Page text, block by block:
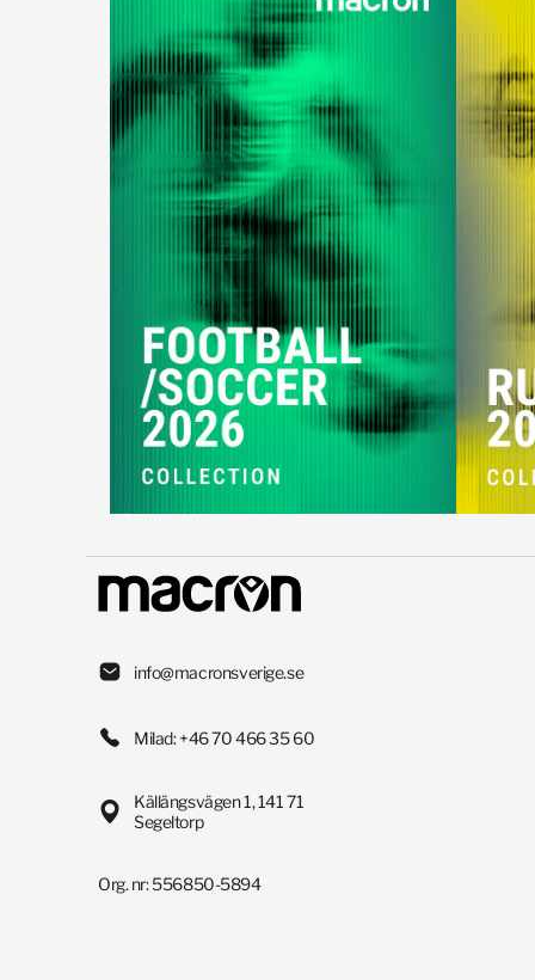
info@macronsverige.se
Milad: +46 70 466 35 60
Källängsvägen 1, 141 71
Segeltorp
Org. nr: 556850-5894